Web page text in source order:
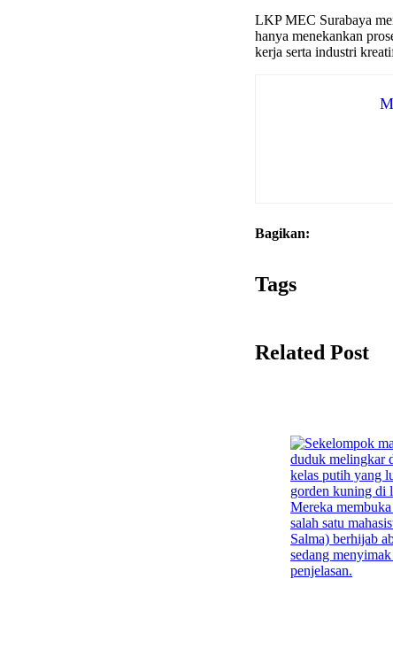
LKP MEC Surabaya
hanya menekankan
kerja serta industri
Bagikan:
Tags
Related Post